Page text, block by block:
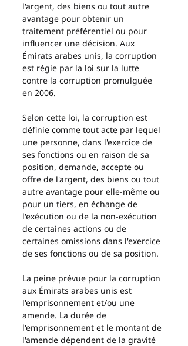
l'argent, des biens ou tout autre
avantage pour obtenir un
traitement préférentiel ou pour
influencer une décision. Aux
Émirats arabes unis, la corruption
est régie par la loi sur la lutte
contre la corruption promulguée
en 2006.
Selon cette loi, la corruption est
définie comme tout acte par lequel
une personne, dans l'exercice de
ses fonctions ou en raison de sa
position, demande, accepte ou
offre de l'argent, des biens ou tout
autre avantage pour elle-même ou
pour un tiers, en échange de
l'exécution ou de la non-exécution
de certaines actions ou de
certaines omissions dans l'exercice
de ses fonctions ou de sa position.
La peine prévue pour la corruption
aux Émirats arabes unis est
l'emprisonnement et/ou une
amende. La durée de
l'emprisonnement et le montant de
l'amende dépendent de la gravité